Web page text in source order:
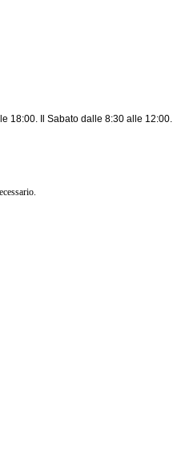
18:00. Il Sabato dalle 8:30 alle 12:00.